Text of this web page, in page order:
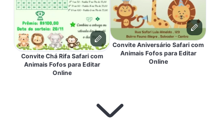
Convite Chá Rifa Safari com
Animais Fofos para Editar
Online
Convite Aniversário Safari com
Animais Fofos para Editar
Online